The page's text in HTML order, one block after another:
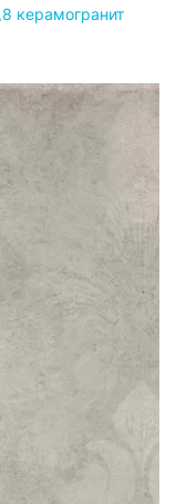
керамогранит